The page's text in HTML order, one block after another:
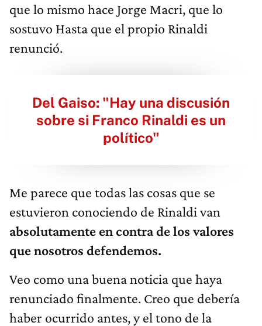
que lo mismo hace Jorge Macri, que lo
sostuvo Hasta que el propio Rinaldi
renunció.
Del Gaiso: "Hay una discusión
sobre si Franco Rinaldi es un
político"
Me parece que todas las cosas que se
estuvieron conociendo de Rinaldi van
absolutamente en contra de los valores
que nosotros defendemos.
Veo como una buena noticia que haya
renunciado finalmente. Creo que debería
haber ocurrido antes, y el tono de la